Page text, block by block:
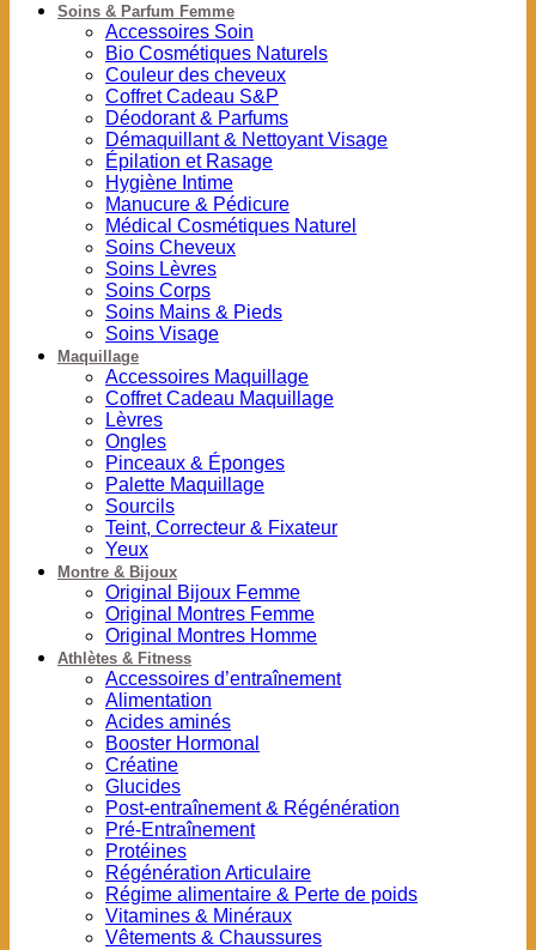
Soins & Parfum Femme
Accessoires Soin
Bio Cosmétiques Naturels
Couleur des cheveux
Coffret Cadeau S&P
Déodorant & Parfums
Démaquillant & Nettoyant Visage
Épilation et Rasage
Hygiène Intime
Manucure & Pédicure
Médical Cosmétiques Naturel
Soins Cheveux
Soins Lèvres
Soins Corps
Soins Mains & Pieds
Soins Visage
Maquillage
Accessoires Maquillage
Coffret Cadeau Maquillage
Lèvres
Ongles
Pinceaux & Éponges
Palette Maquillage
Sourcils
Teint, Correcteur & Fixateur
Yeux
Montre & Bijoux
Original Bijoux Femme
Original Montres Femme
Original Montres Homme
Athlètes & Fitness
Accessoires d’entraînement
Alimentation
Acides aminés
Booster Hormonal
Créatine
Glucides
Post-entraînement & Régénération
Pré-Entraînement
Protéines
Régénération Articulaire
Régime alimentaire & Perte de poids
Vitamines & Minéraux
Vêtements & Chaussures